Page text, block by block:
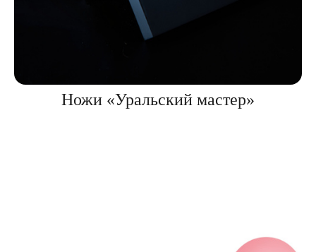
Ножи «Уральский мастер»